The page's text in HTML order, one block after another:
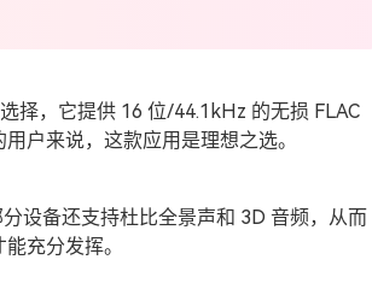
择，它提供 16 位/44.1kHz 的无损 FLAC
户来说，这款应用是理想之选。
设备还支持杜比全景声和 3D 音频，从而
充分发挥。